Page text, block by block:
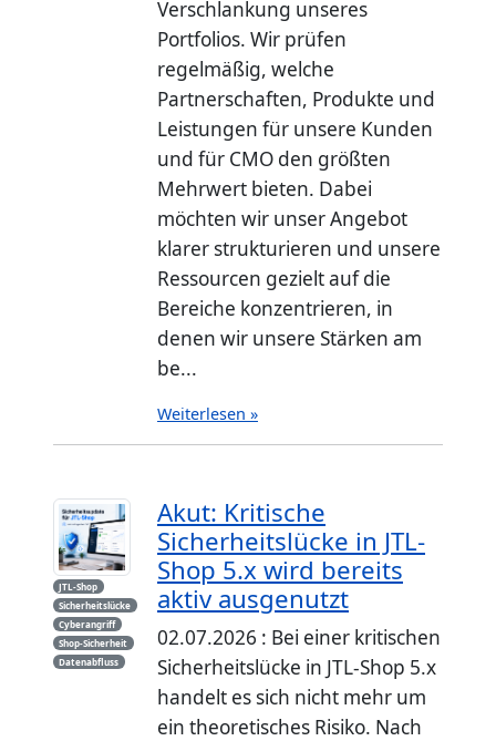
Verschlankung unseres
Portfolios. Wir prüfen
regelmäßig, welche
Partnerschaften, Produkte und
Leistungen für unsere Kunden
und für CMO den größten
Mehrwert bieten. Dabei
möchten wir unser Angebot
klarer strukturieren und unsere
Ressourcen gezielt auf die
Bereiche konzentrieren, in
denen wir unsere Stärken am
be...
Weiterlesen »
JTL-Shop
Sicherheitslücke
Cyberangriff
Shop-Sicherheit
Datenabfluss
Akut: Kritische
Sicherheitslücke in JTL-
Shop 5.x wird bereits
aktiv ausgenutzt
02.07.2026 : Bei einer kritischen
Sicherheitslücke in JTL-Shop 5.x
handelt es sich nicht mehr um
ein theoretisches Risiko. Nach